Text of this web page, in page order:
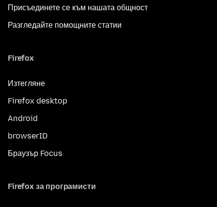
Присъединете се към нашата общност
Разгледайте помощните статии
Firefox
Изтегляне
Firefox desktop
Android
browserID
Браузър Focus
Firefox за програмисти